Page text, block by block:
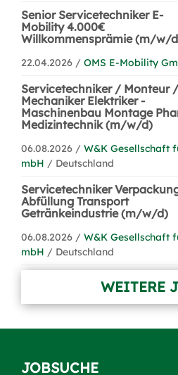
Senior Servicetechniker E-
Mobility 4.000€
Willkommensprämie (m/w/
22.04.2026 / OMS E-Mobility
Servicetechniker / Monteur /
Mechaniker Elektriker -
Maschinenbau Montage
Medizintechnik (m/w/d)
06.08.2026 / W&K Gesellschaft
mbH / Deutschland
Servicetechniker
Abfüllung Transport
Getränkeindustrie (m/w/d)
06.08.2026 / W&K Gesellschaft
mbH / Deutschland
WEITERE
JOBSUCHE